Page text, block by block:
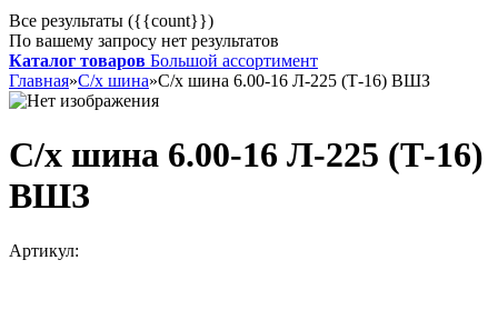
Все результаты ({{count}})
По вашему запросу нет результатов
Каталог товаров Большой ассортимент
Главная»С/х шина»С/х шина 6.00-16 Л-225 (Т-16) ВШЗ
С/х шина 6.00-16 Л-225 (Т-16)
ВШЗ
Артикул: